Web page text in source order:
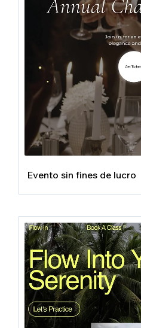
Evento sin fines de lucro